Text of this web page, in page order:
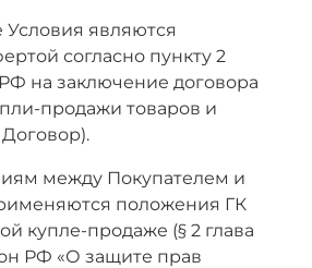
Условия являются
согласно пункту 2
на заключение договора
продажи товаров и
Договор).
между Покупателем и
положения ГК
купле-продаже (§ 2 глава
РФ «О защите прав